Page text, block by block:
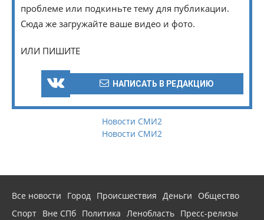
проблеме или подкиньте тему для публикации.
Сюда же загружайте ваше видео и фото.
ИЛИ ПИШИТЕ
НАПИСАТЬ В РЕДАКЦИЮ
Новости СМИ2
Новости СМИ2
Все новости Город Происшествия Деньги
Общество
Спорт Вне СПб Политика Ленобласть Пресс-релизы